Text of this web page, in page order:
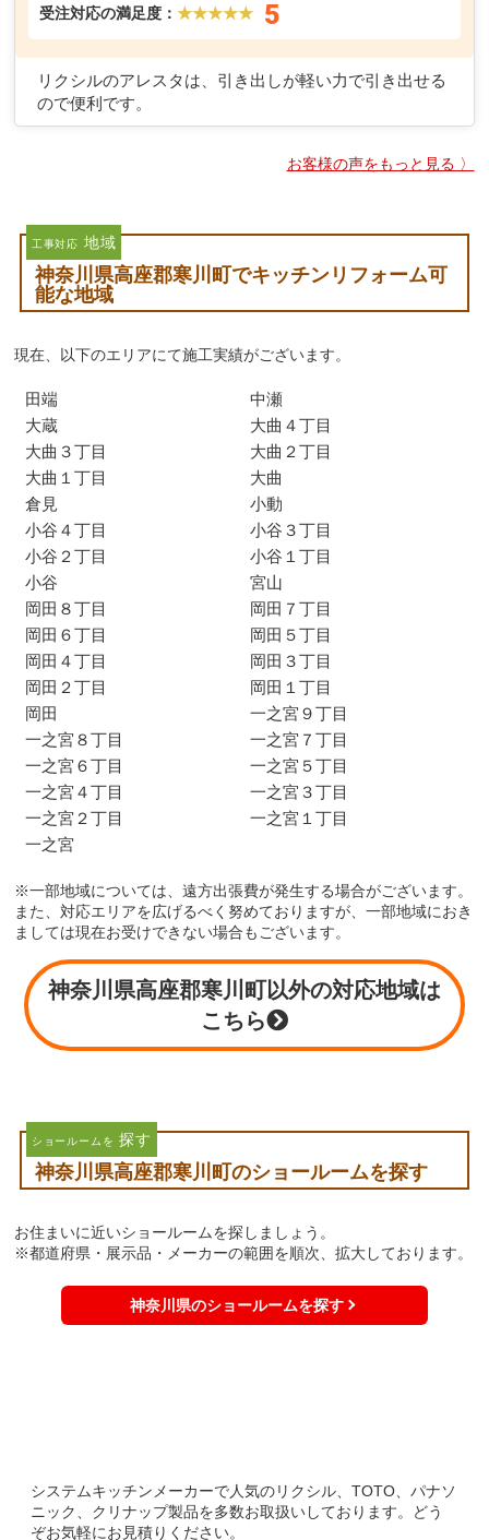
受注対応の満足度：★★★★★ 5
リクシルのアレスタは、引き出しが軽い力で引き出せる
ので便利です。
お客様の声をもっと見る 〉
工事対応 地域
神奈川県高座郡寒川町でキッチンリフォーム可
能な地域
現在、以下のエリアにて施工実績がございます。
田端
中瀬
大蔵
大曲４丁目
大曲３丁目
大曲２丁目
大曲１丁目
大曲
倉見
小動
小谷４丁目
小谷３丁目
小谷２丁目
小谷１丁目
小谷
宮山
岡田８丁目
岡田７丁目
岡田６丁目
岡田５丁目
岡田４丁目
岡田３丁目
岡田２丁目
岡田１丁目
岡田
一之宮９丁目
一之宮８丁目
一之宮７丁目
一之宮６丁目
一之宮５丁目
一之宮４丁目
一之宮３丁目
一之宮２丁目
一之宮１丁目
一之宮
※一部地域については、遠方出張費が発生する場合がございます。
また、対応エリアを広げるべく努めておりますが、一部地域におき
ましては現在お受けできない場合もございます。
神奈川県高座郡寒川町以外の対応地域は
こちら
ショールームを 探す
神奈川県高座郡寒川町のショールームを探す
お住まいに近いショールームを探しましょう。
※都道府県・展示品・メーカーの範囲を順次、拡大しております。
神奈川県のショールームを探す
システムキッチンメーカーで人気のリクシル、TOTO、パナソ
ニック、クリナップ製品を多数お取扱いしております。どう
ぞお気軽にお見積りください。